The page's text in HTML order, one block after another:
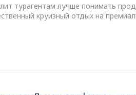
турагентам лучше понимать
круизный отдых на